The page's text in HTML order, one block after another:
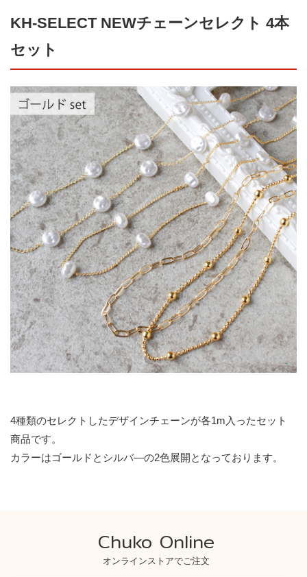
KH-SELECT NEWチェーンセレクト 4本
セット
4種類のセレクトしたデザインチェーンが各1m入ったセット
商品です。
カラーはゴールドとシルバ―の2色展開となっております。
Chuko Online
オンラインストアでご注文